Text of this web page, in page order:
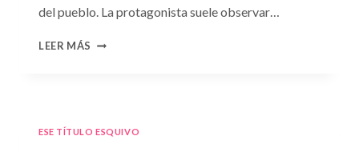
del pueblo. La protagonista suele observar…
LEER MÁS CONSULTA
ESE TÍTULO ESQUIVO